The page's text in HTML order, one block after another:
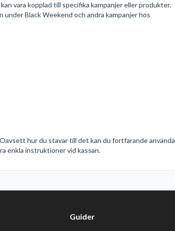
vara kopplad till specifika kampanjer eller produkter.
Black Weekend och andra kampanjer hos
hur du stavar till det kan du fortfarande använda
enkla instruktioner vid kassan.
Guider